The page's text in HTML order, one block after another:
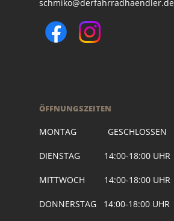
schmiko@derfahrradhaendler.de
ÖFFNUNGSZEITEN
MONTAG GESCHLOSSEN
DIENSTAG 14:00-18:00 UHR
MITTWOCH 14:00-18:00 UHR
DONNERSTAG 14:00-18:00 UHR